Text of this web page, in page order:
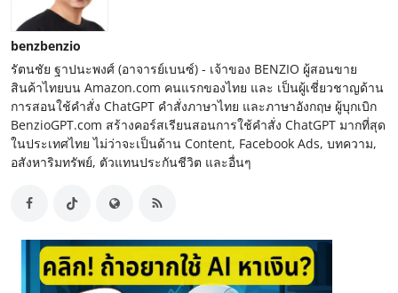
benzbenzio
รัตนชัย ฐาปนะพงศ์ (อาจารย์เบนซ์) - เจ้าของ BENZIO ผู้สอนขาย
สินค้าไทยบน Amazon.com คนแรกของไทย และ เป็นผู้เชี่ยวชาญด้าน
การสอนใช้คำสั่ง ChatGPT คำสั่งภาษาไทย และภาษาอังกฤษ ผู้บุกเบิก
BenzioGPT.com สร้างคอร์สเรียนสอนการใช้คำสั่ง ChatGPT มากที่สุด
ในประเทศไทย ไม่ว่าจะเป็นด้าน Content, Facebook Ads, บทความ,
อสังหาริมทรัพย์, ตัวแทนประกันชีวิต และอื่นๆ